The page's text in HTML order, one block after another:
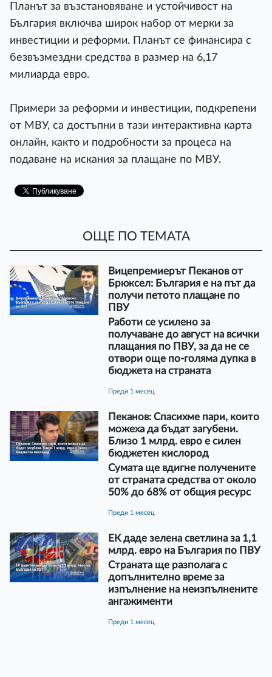
Планът за възстановяване и устойчивост на
България включва широк набор от мерки за
инвестиции и реформи. Планът се финансира с
безвъзмездни средства в размер на 6,17
милиарда евро.
Примери за реформи и инвестиции, подкрепени
от МВУ, са достъпни в тази интерактивна карта
онлайн, както и подробности за процеса на
подаване на искания за плащане по МВУ.
ОЩЕ ПО ТЕМАТА
Вицепремиерът Пеканов от
Брюксел: България е на път да
получи петото плащане по
ПВУ
Работи се усилено за
получаване до август на всички
плащания по ПВУ, за да не се
отвори още по-голяма дупка в
бюджета на страната
преди 1 месец
Пеканов: Спасихме пари, които
можеха да бъдат загубени.
Близо 1 млрд. евро е силен
бюджетен кислород
Сумата ще вдигне получените
от страната средства от около
50% до 68% от общия ресурс
преди 1 месец
ЕК даде зелена светлина за 1,1
млрд. евро на България по ПВУ
Страната ще разполага с
допълнително време за
изпълнение на неизпълнените
ангажименти
преди 1 месец